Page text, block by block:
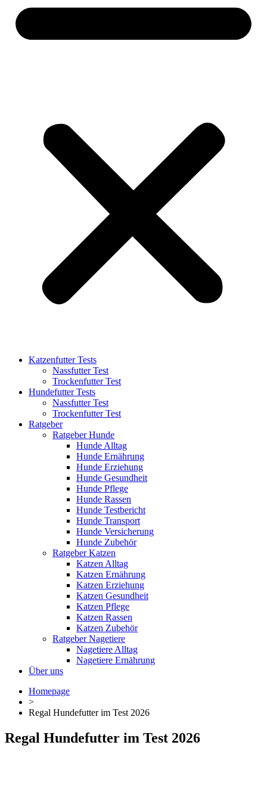
Katzenfutter Tests
Nassfutter Test
Trockenfutter Test
Hundefutter Tests
Nassfutter Test
Trockenfutter Test
Ratgeber
Ratgeber Hunde
Hunde Alltag
Hunde Ernährung
Hunde Erziehung
Hunde Gesundheit
Hunde Pflege
Hunde Rassen
Hunde Testbericht
Hunde Transport
Hunde Versicherung
Hunde Zubehör
Ratgeber Katzen
Katzen Alltag
Katzen Ernährung
Katzen Erziehung
Katzen Gesundheit
Katzen Pflege
Katzen Rassen
Katzen Zubehör
Ratgeber Nagetiere
Nagetiere Alltag
Nagetiere Ernährung
Über uns
Homepage
>
Regal Hundefutter im Test 2026
Regal Hundefutter im Test 2026